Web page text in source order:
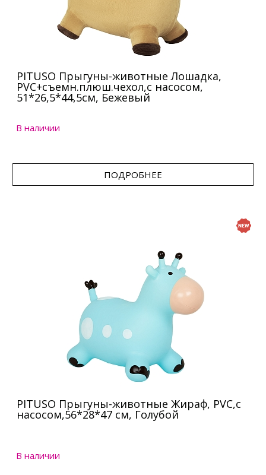
PITUSO Прыгуны-животные Лошадка,
PVC+съемн.плюш.чехол,с насосом,
51*26,5*44,5см, Бежевый
В наличии
ПОДРОБНЕЕ
PITUSO Прыгуны-животные Жираф, PVC,с
насосом,56*28*47 см, Голубой
В наличии